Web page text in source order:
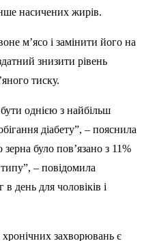
насичених жирів.
м’ясо і замінити його на
знизити рівень
тиску.
однією з найбільш
діабету”, – пояснила
було пов’язано з 11%
– повідомила
день для чоловіків і
захворювань є